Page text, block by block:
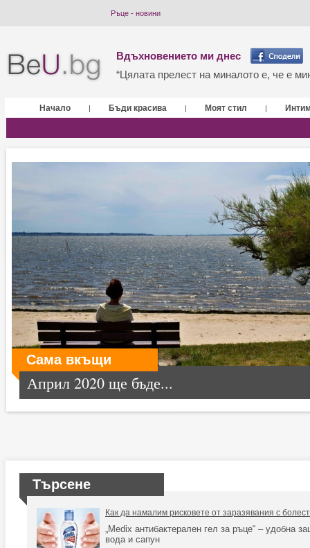
Ръце - новини
Вдъхновението ми днес
“Цялата прелест на миналото е, че е
Начало | Бъди красива | Моят стил |
Сама вкъщи
Април 2020 ще бъде...
Търсене
Как да намалим рисковете от заразявания с
„Medix антибактерален гел за ръце“ – удобна
вода и сапун